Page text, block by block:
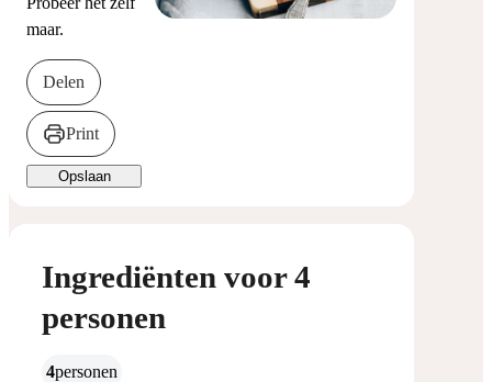
maar.
Delen
Print
Opslaan
Ingrediënten voor 4
personen
4 personen